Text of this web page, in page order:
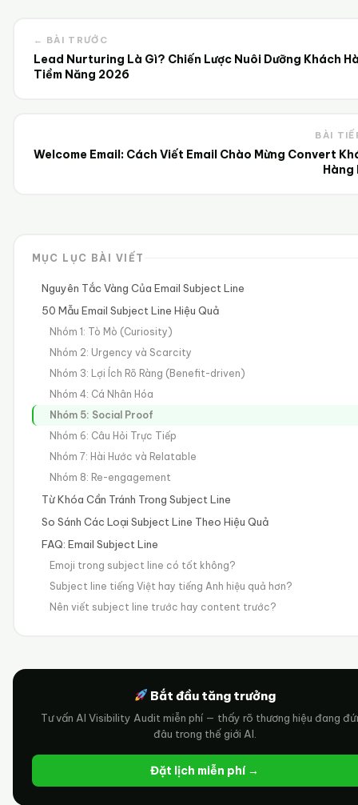
← BÀI TRƯỚC
Lead Nurturing Là Gì? Chiến Lược Nuôi Dưỡng Khách
Tiềm Năng 2026
BÀI
Welcome Email: Cách Viết Email Chào Mừng Convert
Hàng
MỤC LỤC BÀI VIẾT
Nguyên Tắc Vàng Của Email Subject Line
50 Mẫu Email Subject Line Hiệu Quả
Nhóm 1: Tò Mò (Curiosity)
Nhóm 2: Urgency và Scarcity
Nhóm 3: Lợi Ích Rõ Ràng (Benefit-driven)
Nhóm 4: Cá Nhân Hóa
Nhóm 5: Social Proof
Nhóm 6: Câu Hỏi Trực Tiếp
Nhóm 7: Hài Hước và Relatable
Nhóm 8: Re-engagement
Từ Khóa Cần Tránh Trong Subject Line
So Sánh Các Loại Subject Line Theo Hiệu Quả
FAQ: Email Subject Line
Emoji trong subject line có tốt không?
Subject line tiếng Việt hay tiếng Anh hiệu quả hơn?
Nên viết subject line trước hay content trước?
Bắt đầu tăng trưởng
Tư vấn AI Visibility Audit miễn phí — thấy rõ thương hiệu đang
đâu trong thế giới AI.
Đặt lịch miễn phí →